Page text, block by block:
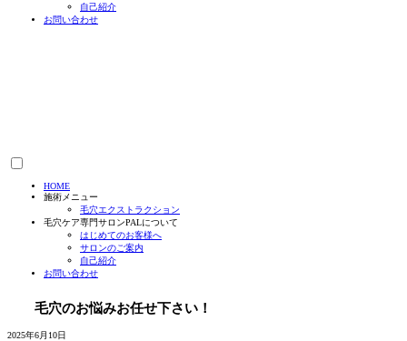
自己紹介
お問い合わせ
HOME
施術メニュー
毛穴エクストラクション
毛穴ケア専門サロンPALについて
はじめてのお客様へ
サロンのご案内
自己紹介
お問い合わせ
毛穴のお悩みお任せ下さい！
2025年6月10日